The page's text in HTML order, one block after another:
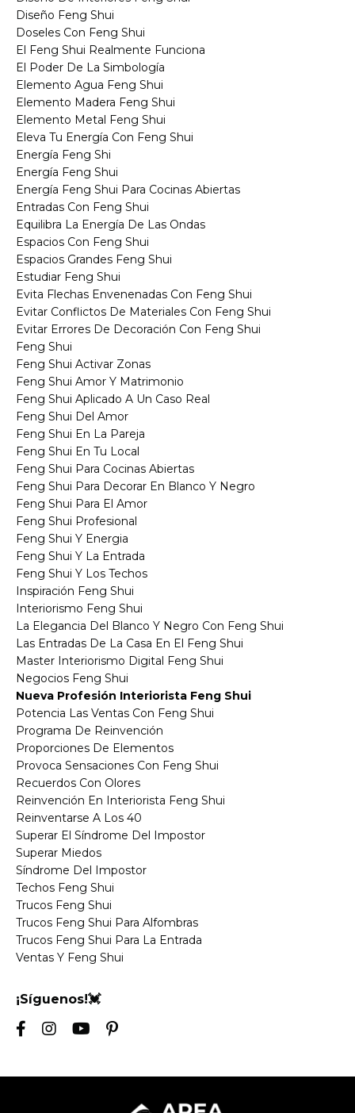
Diseño Feng Shui
Doseles Con Feng Shui
El Feng Shui Realmente Funciona
El Poder De La Simbología
Elemento Agua Feng Shui
Elemento Madera Feng Shui
Elemento Metal Feng Shui
Eleva Tu Energía Con Feng Shui
Energía Feng Shi
Energía Feng Shui
Energía Feng Shui Para Cocinas Abiertas
Entradas Con Feng Shui
Equilibra La Energía De Las Ondas
Espacios Con Feng Shui
Espacios Grandes Feng Shui
Estudiar Feng Shui
Evita Flechas Envenenadas Con Feng Shui
Evitar Conflictos De Materiales Con Feng Shui
Evitar Errores De Decoración Con Feng Shui
Feng Shui
Feng Shui Activar Zonas
Feng Shui Amor Y Matrimonio
Feng Shui Aplicado A Un Caso Real
Feng Shui Del Amor
Feng Shui En La Pareja
Feng Shui En Tu Local
Feng Shui Para Cocinas Abiertas
Feng Shui Para Decorar En Blanco Y Negro
Feng Shui Para El Amor
Feng Shui Profesional
Feng Shui Y Energia
Feng Shui Y La Entrada
Feng Shui Y Los Techos
Inspiración Feng Shui
Interiorismo Feng Shui
La Elegancia Del Blanco Y Negro Con Feng Shui
Las Entradas De La Casa En El Feng Shui
Master Interiorismo Digital Feng Shui
Negocios Feng Shui
Nueva Profesión Interiorista Feng Shui
Potencia Las Ventas Con Feng Shui
Programa De Reinvención
Proporciones De Elementos
Provoca Sensaciones Con Feng Shui
Recuerdos Con Olores
Reinvención En Interiorista Feng Shui
Reinventarse A Los 40
Superar El Síndrome Del Impostor
Superar Miedos
Síndrome Del Impostor
Techos Feng Shui
Trucos Feng Shui
Trucos Feng Shui Para Alfombras
Trucos Feng Shui Para La Entrada
Ventas Y Feng Shui
¡Síguenos!💓